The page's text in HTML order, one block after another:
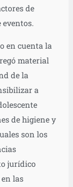
de
eventos.
en cuenta la
material
de la
a
de higiene y
son los
jurídico
las